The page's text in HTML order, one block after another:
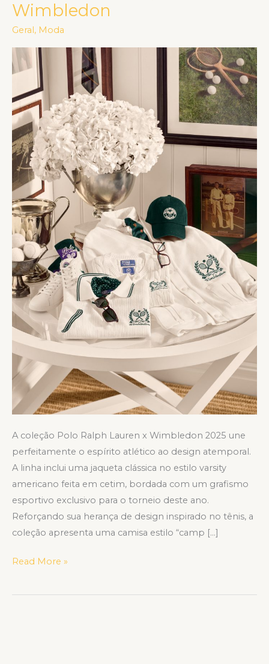
Wimbledon
Geral , Moda
A coleção Polo Ralph Lauren x Wimbledon 2025 une
perfeitamente o espírito atlético ao design atemporal.
A linha inclui uma jaqueta clássica no estilo varsity
americano feita em cetim, bordada com um grafismo
esportivo exclusivo para o torneio deste ano.
Reforçando sua herança de design inspirado no tênis, a
coleção apresenta uma camisa estilo “camp […]
Polo
Ralph
Lauren
Wimbledon
Read More »